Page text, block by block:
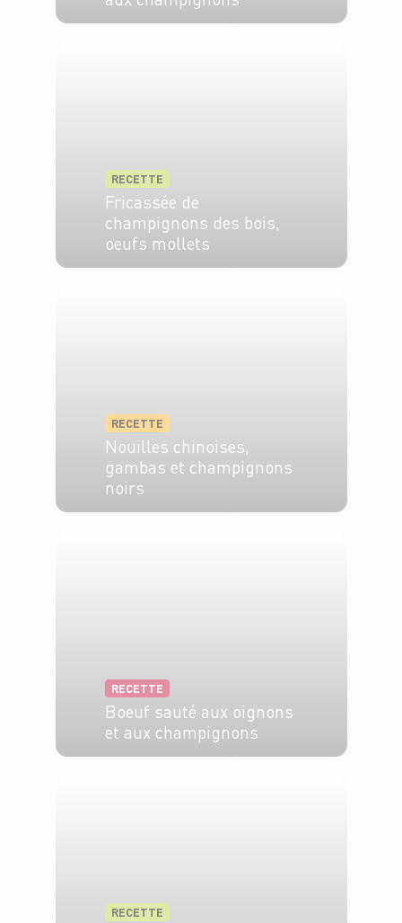
RECETTE
Fricassée de
champignons des bois,
oeufs mollets
RECETTE
Nouilles chinoises,
gambas et champignons
noirs
RECETTE
Boeuf sauté aux oignons
et aux champignons
RECETTE